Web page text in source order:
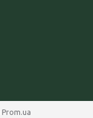
Prom.ua